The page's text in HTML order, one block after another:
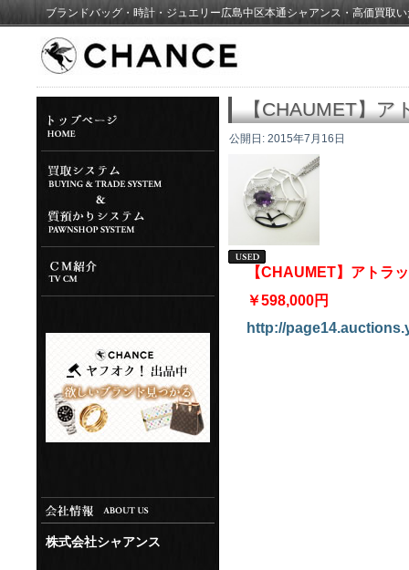
ブランドバッグ・時計・ジュエリー広島中区本通シャアンス・高価買取
株式会社シャアンス
【CHAUMET】
公開日: 2015年7月16日
【CHAUMET】アトラ
￥598,000円
http://